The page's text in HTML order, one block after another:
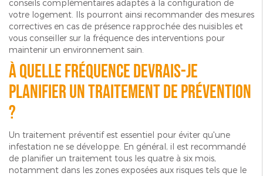
conseils complémentaires adaptés à la configuration de
votre logement. Ils pourront ainsi recommander des mesures
correctives en cas de présence rapprochée des nuisibles et
vous conseiller sur la fréquence des interventions pour
maintenir un environnement sain.
À quelle fréquence devrais-je
planifier un traitement de prévention
?
Un traitement préventif est essentiel pour éviter qu'une
infestation ne se développe. En général, il est recommandé
de planifier un traitement tous les quatre à six mois,
notamment dans les zones exposées aux risques tels que le